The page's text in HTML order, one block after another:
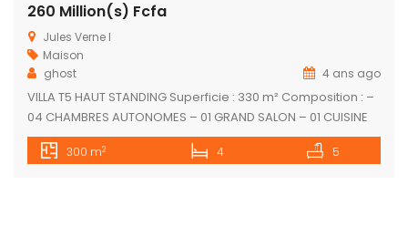
260 Million(s) Fcfa
Jules Verne l
Maison
ghost
4 ans ago
VILLA T5 HAUT STANDING Superficie : 330 m² Composition : –
04 CHAMBRES AUTONOMES – 01 GRAND SALON – 01 CUISINE
ÉQUIPÉE – 01 SALON à l’étage – 01 WC visiteurs – 01 GARAGE
DEUX VOITURES – 01 JARDIN – 01 PISCINE Document : ACD
300 m2 4 5